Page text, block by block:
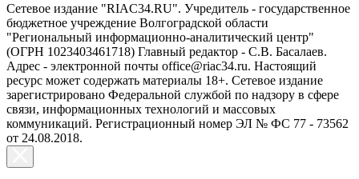
Сетевое издание "RIAC34.RU". Учредитель - государственное
бюджетное учреждение Волгоградской области
"Региональный информационно-аналитический центр"
(ОГРН 1023403461718) Главный редактор - С.В. Басалаев.
Адрес - электронной почты office@riac34.ru. Настоящий
ресурс может содержать материалы 18+. Сетевое издание
зарегистрировано Федеральной службой по надзору в сфере
связи, информационных технологий и массовых
коммуникаций. Регистрационный номер ЭЛ № ФС 77 - 73562
от 24.08.2018.